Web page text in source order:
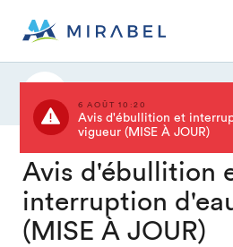
6 AOÛT 10:20
Avis d'ébullition et
vigueur (MISE À JOUR)
Avis d'ébullition
interruption
(MISE À JOUR)